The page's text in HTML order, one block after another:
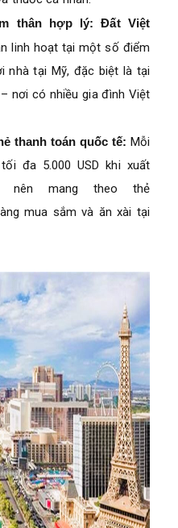
thân hợp lý:
Đất Việt
linh hoạt tại một số điểm
nhà tại Mỹ, đặc biệt là tại
nơi có nhiều gia đình Việt
thanh toán quốc tế: Mỗi
đa 5.000 USD khi xuất
nên mang theo thẻ
mua sắm và ăn xài tại